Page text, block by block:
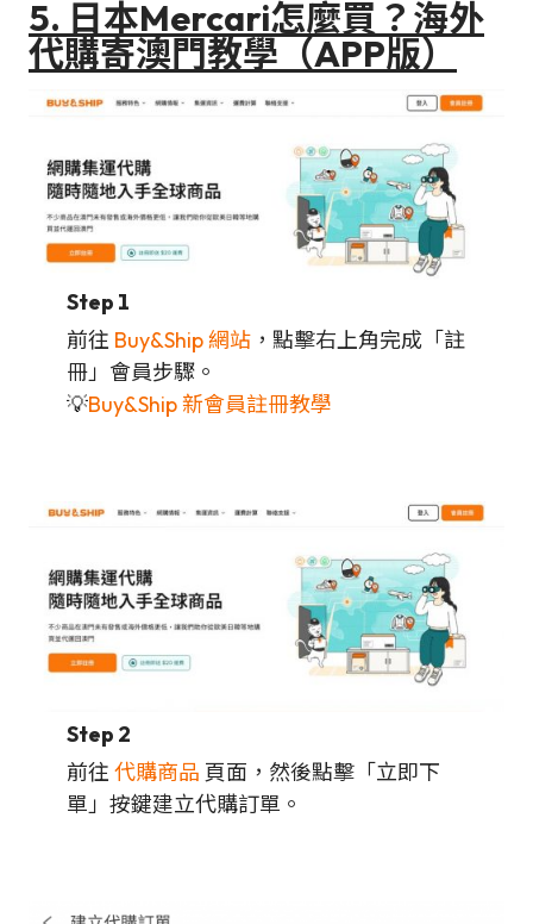
5. 日本Mercari怎麼買？海外
代購寄澳門教學（APP版）
Step 1
前往 Buy&Ship 網站 ，點擊右上角完成「註
冊」會員步驟。
💡Buy&Ship 新會員註冊教學
Step 2
前往 代購商品 頁面，然後點擊「立即下
單」按鍵建立代購訂單。